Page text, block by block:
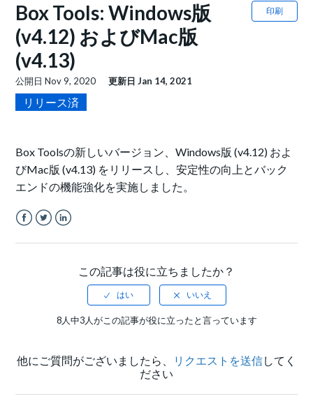
印刷
Box Tools: Windows版
(v4.12) およびMac版
(v4.13)
公開日Nov 9, 2020 更新日Jan 14, 2021
リリース済
Box Toolsの新しいバージョン、Windows版 (v4.12) およ
びMac版 (v4.13) をリリースし、安定性の向上とバック
エンドの機能強化を実施しました。
この記事は役に立ちましたか？
8人中3人がこの記事が役に立ったと言っています
他にご質問がございましたら、 リクエストを送信してく
ださい